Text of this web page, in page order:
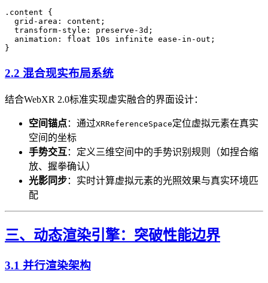
.content {
  grid-area: content;
  transform-style: preserve-3d;
  animation: float 10s infinite ease-in-out;
2.2 混合现实布局系统
结合WebXR 2.0标准实现虚实融合的界面设计：
空间锚点​：通过XRReferenceSpace定位虚拟元素在真实
空间的坐标
手势交互 ​：定义三维空间中的手势识别规则（如捏合缩
放、握拳确认）
光影同步​：实时计算虚拟元素的光照效果与真实环境匹
配
三、动态渲染引擎：突破性能边界
3.1 并行渲染架构